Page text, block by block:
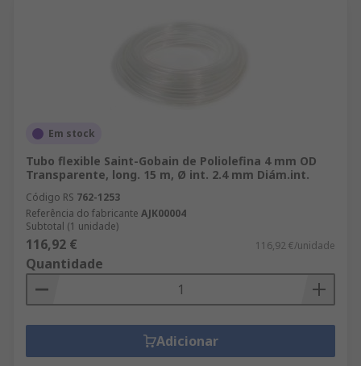
Em stock
Tubo flexible Saint-Gobain de Poliolefina 4 mm OD
Transparente, long. 15 m, Ø int. 2.4 mm Diám.int.
Código RS 762-1253
Referência do fabricante AJK00004
Subtotal (1 unidade)
116,92 € 116,92 €/unidade
Quantidade
Adicionar